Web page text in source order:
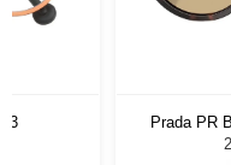
Prada PR